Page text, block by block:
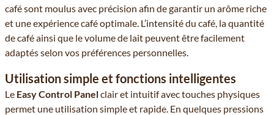
café sont moulus avec précision afin de garantir un arôme riche
et une expérience café optimale. L’intensité du café, la quantité
de café ainsi que le volume de lait peuvent être facilement
adaptés selon vos préférences personnelles.
Utilisation simple et fonctions intelligentes
Le Easy Control Panelclair et intuitif avec touches physiques
permet une utilisation simple et rapide. En quelques pressions